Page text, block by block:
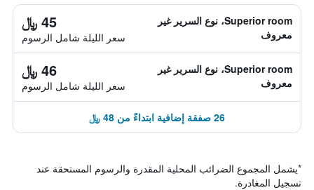
Superior room، نوع السرير غير
معروف
45 ﷼
سعر الليلة شامل الرسوم
Superior room، نوع السرير غير
معروف
46 ﷼
سعر الليلة شامل الرسوم
26 صفقة إضافية ابتداءً من 48 ﷼
*يشمل المجموع الضرائب المحلية المقدرة والرسوم المستحقة عند
تسجيل المغادرة.